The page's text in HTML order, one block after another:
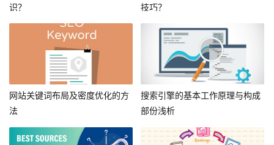
识？
技巧？
网站关键词布局及密度优化的方
法
搜索引擎的基本工作原理与构成
部份浅析